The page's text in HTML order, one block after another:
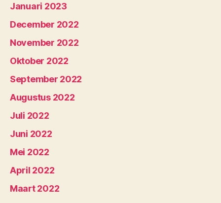
Januari 2023
December 2022
November 2022
Oktober 2022
September 2022
Augustus 2022
Juli 2022
Juni 2022
Mei 2022
April 2022
Maart 2022